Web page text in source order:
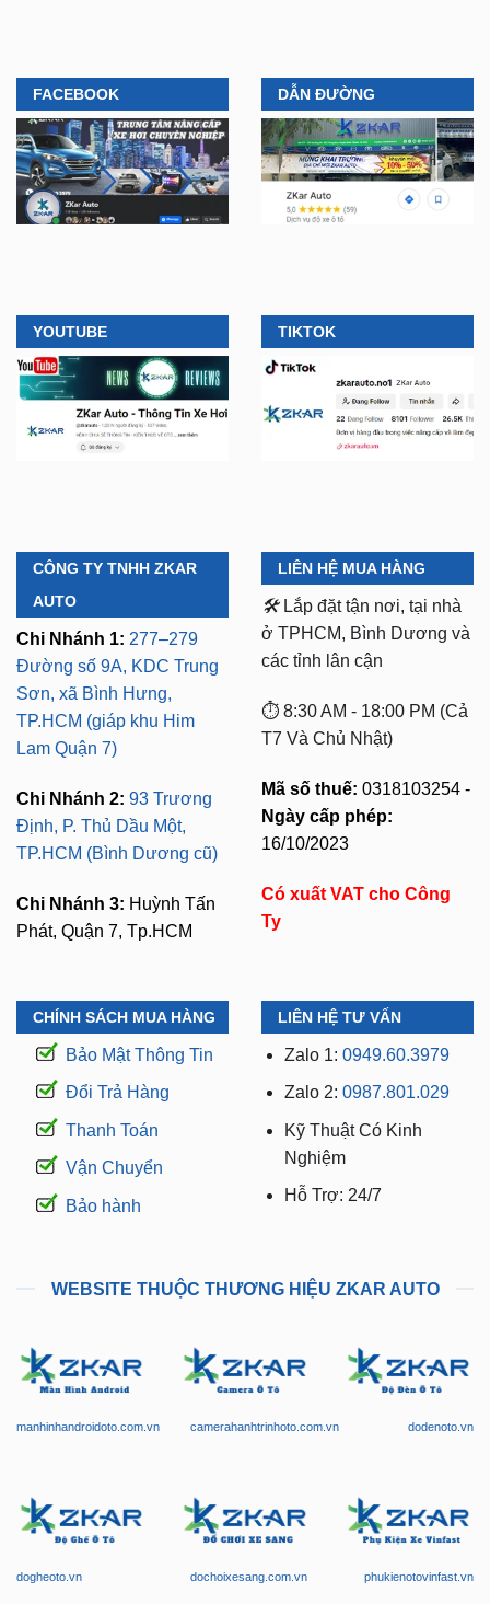
FACEBOOK DẪN ĐƯỜNG
YOUTUBE TIKTOK
CÔNG TY TNHH ZKAR
AUTO
Chi Nhánh 1: 277–279
Đường số 9A, KDC Trung
Sơn, xã Bình Hưng,
TP.HCM (giáp khu Him
Lam Quận 7)
Chi Nhánh 2: 93 Trương
Định, P. Thủ Dầu Một,
TP.HCM (Bình Dương cũ)
Chi Nhánh 3: Huỳnh Tấn
Phát, Quận 7, Tp.HCM
LIÊN HỆ MUA HÀNG
🛠️ Lắp đặt tận nơi, tại nhà
ở TPHCM, Bình Dương và
các tỉnh lân cận
⏱️ 8:30 AM - 18:00 PM (Cả
T7 Và Chủ Nhật)
Mã số thuế: 0318103254 -
Ngày cấp phép:
16/10/2023
Có xuất VAT cho Công
Ty
CHÍNH SÁCH MUA HÀNG
Bảo Mật Thông Tin
Đổi Trả Hàng
Thanh Toán
Vận Chuyển
Bảo hành
LIÊN HỆ TƯ VẤN
Zalo 1: 0949.60.3979
Zalo 2: 0987.801.029
Kỹ Thuật Có Kinh
Nghiệm
Hỗ Trợ: 24/7
WEBSITE THUỘC THƯƠNG HIỆU ZKAR AUTO
manhinhandroidoto.com.vn camerahanhtrinhoto.com.vn dodenoto.vn
dogheoto.vn dochoixesang.com.vn phukienotovinfast.vn